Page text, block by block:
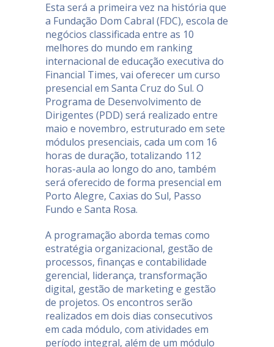
Esta será a primeira vez na história que
a Fundação Dom Cabral (FDC), escola de
negócios classificada entre as 10
melhores do mundo em ranking
internacional de educação executiva do
Financial Times, vai oferecer um curso
presencial em Santa Cruz do Sul. O
Programa de Desenvolvimento de
Dirigentes (PDD) será realizado entre
maio e novembro, estruturado em sete
módulos presenciais, cada um com 16
horas de duração, totalizando 112
horas-aula ao longo do ano, também
será oferecido de forma presencial em
Porto Alegre, Caxias do Sul, Passo
Fundo e Santa Rosa.
A programação aborda temas como
estratégia organizacional, gestão de
processos, finanças e contabilidade
gerencial, liderança, transformação
digital, gestão de marketing e gestão
de projetos. Os encontros serão
realizados em dois dias consecutivos
em cada módulo, com atividades em
período integral, além de um módulo